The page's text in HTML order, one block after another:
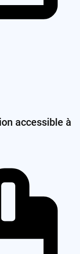
accessible à